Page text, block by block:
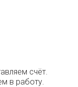
счёт.
в работу.